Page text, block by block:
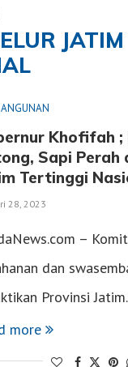
Khofifah ;
Sapi Perah
Tertinggi
28, 2023
–
dan
Provinsi
more